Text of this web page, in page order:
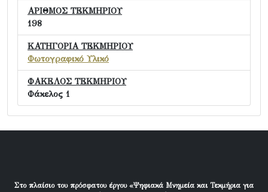
ΑΡΙΘΜΟΣ ΤΕΚΜΗΡΙΟΥ
198
ΚΑΤΗΓΟΡΙΑ ΤΕΚΜΗΡΙΟΥ
Φωτογραφικό Υλικό
ΦΑΚΕΛΟΣ ΤΕΚΜΗΡΙΟΥ
Φάκελος 1
Στο πλαίσιο του πρόσφατου έργου «Ψηφιακά Μνημεία και Τεκμήρια για